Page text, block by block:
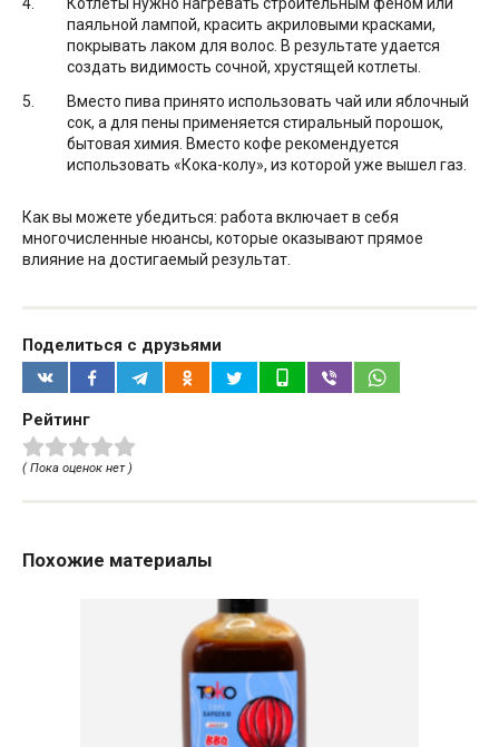
Котлеты нужно нагревать строительным феном или
паяльной лампой, красить акриловыми красками,
покрывать лаком для волос. В результате удается
создать видимость сочной, хрустящей котлеты.
Вместо пива принято использовать чай или яблочный
сок, а для пены применяется стиральный порошок,
бытовая химия. Вместо кофе рекомендуется
использовать «Кока-колу», из которой уже вышел газ.
Как вы можете убедиться: работа включает в себя
многочисленные нюансы, которые оказывают прямое
влияние на достигаемый результат.
Поделиться с друзьями
Рейтинг
( Пока оценок нет )
Похожие материалы